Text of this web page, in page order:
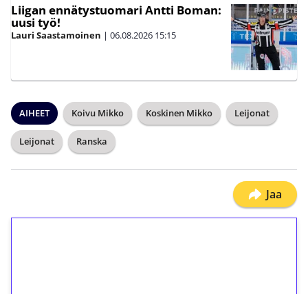
Liigan ennätystuomari Antti Boman:
uusi työ!
Lauri Saastamoinen | 06.08.2026 15:15
AIHEET Koivu Mikko Koskinen Mikko Leijonat
Leijonat Ranska
Jaa